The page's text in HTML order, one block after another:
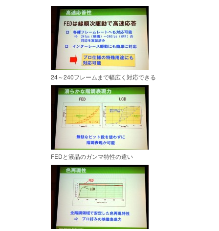
24～240フレームまで幅広く対応できる
FEDと液晶のガンマ特性の違い